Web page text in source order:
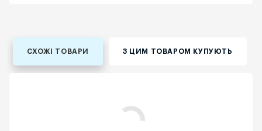
СХОЖІ ТОВАРИ З ЦИМ ТОВАРОМ КУПУЮТЬ